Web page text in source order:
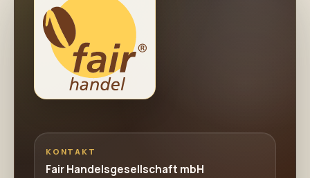
KONTAKT
Fair Handelsgesellschaft mbH